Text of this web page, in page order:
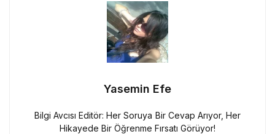
Yasemin Efe
Bilgi Avcısı Editör: Her Soruya Bir Cevap Arıyor, Her
Hikayede Bir Öğrenme Fırsatı Görüyor!